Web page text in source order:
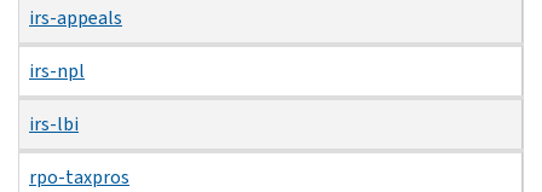
irs-appeals
irs-npl
irs-lbi
rpo-taxpros